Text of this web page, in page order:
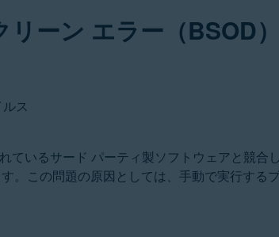
ーン エラー（BSOD
ス
ているサード パーティ製ソフトウェアと競
。この問題の原因としては、手動で実行する